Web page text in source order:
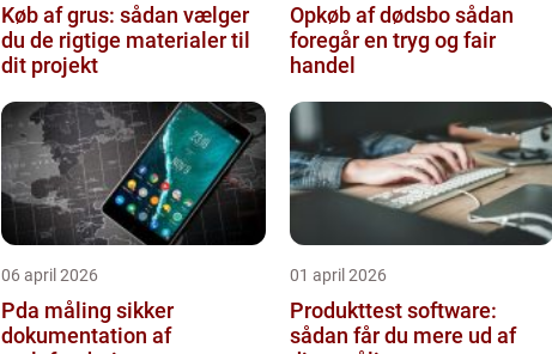
Køb af grus: sådan vælger
du de rigtige materialer til
dit projekt
Opkøb af dødsbo sådan
foregår en tryg og fair
handel
06 april 2026
Pda måling sikker
dokumentation af
01 april 2026
Produkttest software:
sådan får du mere ud af